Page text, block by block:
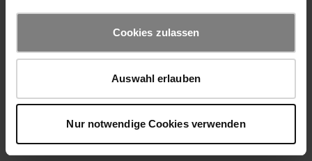
Cookies zulassen
Auswahl erlauben
Nur notwendige Cookies verwenden